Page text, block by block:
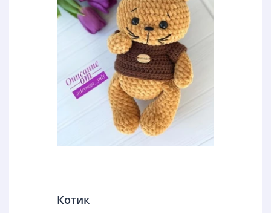
Котик